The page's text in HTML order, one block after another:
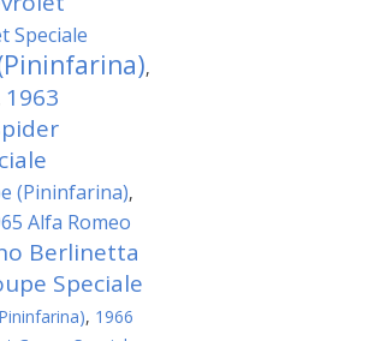
Speciale
,
1963
(Pininfarina),
Alfa Romeo
Berlinetta
Speciale
, 1966